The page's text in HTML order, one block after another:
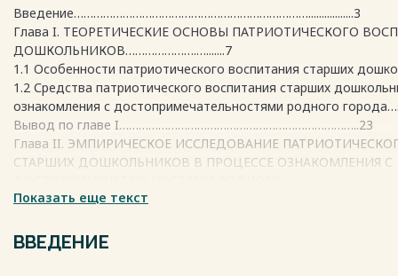
Введение……………………………………………………………….................3
Глава I. ТЕОРЕТИЧЕСКИЕ ОСНОВЫ ПАТРИОТИЧЕСКОГО
ДОШКОЛЬНИКОВ………………….….......7
1.1 Особенности патриотического воспитания старших
1.2 Средства патриотического воспитания старших
ознакомления с достопримечательностями родного
Вывод по главе I………………………………………………………………..23
Глава II. ЭМПИРИЧЕСКОЕ ИССЛЕДОВАНИЕ
СТАРШИХ ДОШКОЛЬНИКОВ В ПРОЦЕССЕ ОЗНАКОМЛЕНИЯ С
ГОРОДА………....................................................................................................25
уголок» по патриотическому воспитанию старших
дошкольников……………………………………………………………………25
Показать еще текст
ВВЕДЕНИЕ